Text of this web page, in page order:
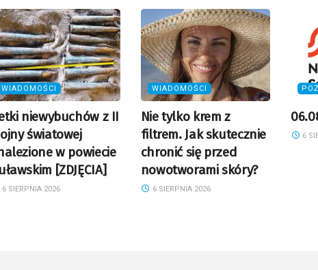
WIADOMOŚCI
niewybuchów z II
światowej
w powiecie
[ZDJĘCIA]
6 SIERPNIA 2026
WIADOMOŚCI
Nie tylko krem z
filtrem. Jak skutecznie
chronić się przed
nowotworami skóry?
6 SIERPNIA 2026
6